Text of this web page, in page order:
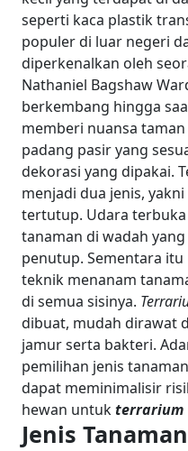
seperti kaca plastik
populer di luar negeri
diperkenalkan oleh
Nathaniel Bagshaw
berkembang hingga
memberi nuansa
padang pasir yang
dekorasi yang dipakai.
menjadi dua jenis, yakni
tertutup. Udara
tanaman di wadah
penutup. Sementara itu
teknik menanam
di semua sisinya.
dibuat, mudah dirawat
jamur serta bakteri.
pemilihan jenis
dapat meminimalisir
hewan untukterrarium
Jenis Tanaman